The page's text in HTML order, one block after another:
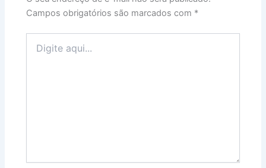
Campos obrigatórios são marcados com *
aqui...